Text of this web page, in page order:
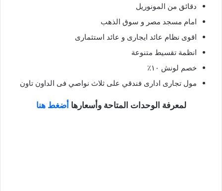
دقائق من المونوريل
امام مسجد مصر و سوق الذهب
اقوى نظام عائد ايجارى و عائد استثمارى
انظمة تقسيط متنوعة
خصم لونش ١٠٪؜
مول تجارى ادارى فندقي على ثلاث نواصي فى الداون تاون
لمعرفة الوحدات المتاحة وأسعارهاأضغط هنا